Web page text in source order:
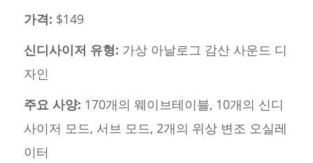
가격: $149
신디사이저 유형: 가상 아날로그 감산 사운드 디
자인
주요 사양: 170개의 웨이브테이블, 10개의 신디
사이저 모드, 서브 모드, 2개의 위상 변조 오실레
이터